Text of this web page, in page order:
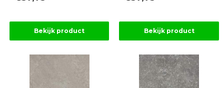
Bekijk product Bekijk product